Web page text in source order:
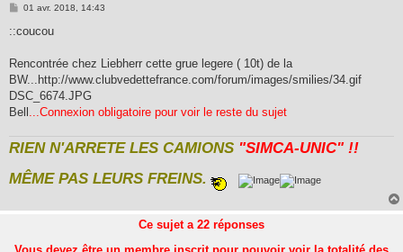
M
s
g
01 avr. 2018, 14:43
::coucou
Rencontrée chez Liebherr cette grue legere ( 10t) de la
BW...http://www.clubvedettefrance.com/forum/images/smilies/34.gif
DSC_6674.JPG
Bell
...Connexion obligatoire pour voir le reste du sujet
RIEN N'ARRETE LES CAMIONS "SIMCA-UNIC" !!
MÊME PAS LEURS FREINS.
Ce sujet a 22 réponses